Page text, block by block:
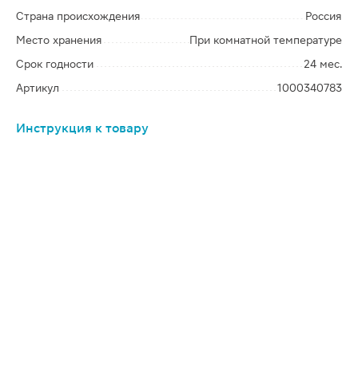
Страна происхождения
Россия
Место хранения
При комнатной температуре
Срок годности
24 мес.
Артикул
1000340783
Инструкция к товару